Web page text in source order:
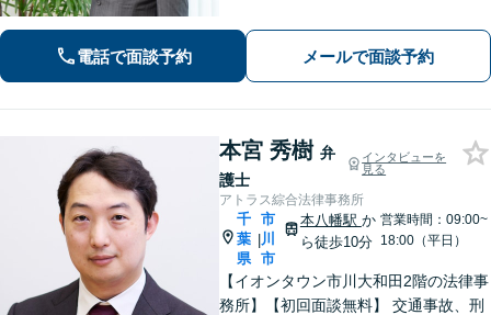
持。相続トラブルのみならず税金・登
記まで対応【マンション管理士】
電話で面談予約 メールで面談予約
本宮 秀樹 弁
護士
インタビューを
見る
アトラス綜合法律事務所
千
葉
県
|
市
川
市
本八幡駅 か
ら徒歩10分
営業時間：09:00~
18:00（平日）
【イオンタウン市川大和田2階の法律事
務所】【初回面談無料】 交通事故、刑